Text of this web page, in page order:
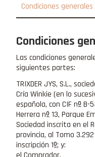
Condiciones
Condiciones
Las condiciones
siguientes partes:
TRIXDER JYS, S.L.,
Cría Winkie (en lo
española, con CIF nº
Herrera nº 13, Parque
Sociedad inscrita en el
provincia, al Tomo
inscripción 1º; y: